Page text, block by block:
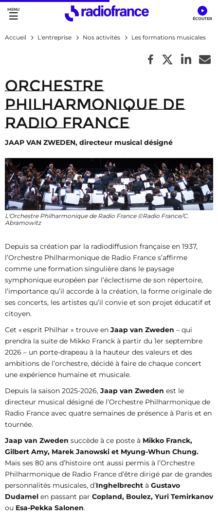
Accès direct :
Menu principal
Contenu
Accueil L'entreprise Nos activités Les formations musicales
Orchestre
Philharmonique de
Radio France
JAAP VAN ZWEDEN, directeur musical désigné
L'Orchestre Philharmonique de Radio France ©Radio France/C.
Abramowitz
Depuis sa création par la radiodiffusion française en 1937,
l’Orchestre Philharmonique de Radio France s’affirme
comme une formation singulière dans le paysage
symphonique européen par l’éclectisme de son répertoire,
l’importance qu’il accorde à la création, la forme originale de
ses concerts, les artistes qu’il convie et son projet éducatif et
citoyen.
Cet « esprit Philhar » trouve en Jaap van Zweden – qui
prendra la suite de Mikko Franck à partir du 1er septembre
2026 – un porte-drapeau à la hauteur des valeurs et des
ambitions de l’orchestre, décidé à faire de chaque concert
une expérience humaine et musicale.
Depuis la saison 2025-2026, Jaap van Zweden est le
directeur musical désigné de l’Orchestre Philharmonique de
Radio France avec quatre semaines de présence à Paris et en
tournée.
Jaap van Zweden succède à ce poste à Mikko Franck,
Gilbert Amy, Marek Janowski et Myung-Whun Chung.
Mais ses 80 ans d’histoire ont aussi permis à l’Orchestre
Philharmonique de Radio France d’être dirigé par de grandes
personnalités musicales, d’Inghelbrecht à Gustavo
Dudamel en passant par Copland, Boulez, Yuri Temirkanov
ou Esa-Pekka Salonen.